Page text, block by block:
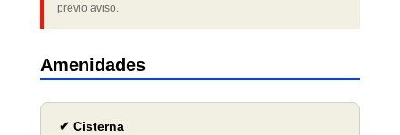
previo aviso.
Amenidades
✔ Cisterna